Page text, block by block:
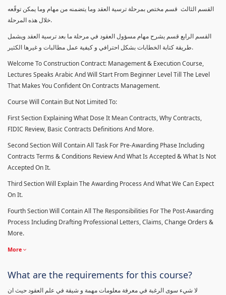
القسم الثالث قسم مختص بمرحلة ترسية العقد وما يتضمنه من مهام وما يمكن توقًعه
خلال هذه المرحلة.
القسم الرابع قسم يشرح مهام مسؤول العقود في مرحلة ما بعد ترسية العقد ويشمل
طريقة كتابة الخطابات بشكل احترافي و كيفية عمل مطالبات و غيرها الكثير.
Welcome To Construction Contract: Management & Execution Course,
Lectures Speaks Arabic And Will Start From Beginner Level Till The Level
That Makes You Confident On Contracts Management.
Course Will Contain But Not Limited To:
First Section Explaining What Dose It Mean Contracts, Why Contracts,
FIDIC Review, Basic Contracts Definitions And More.
Second Section Will Contain All Task For Pre-Awarding Phase Including
Contracts Terms & Conditions Review And What Is Accepted & What Is Not
Accepted On It.
Third Section Will Explain The Awarding Process And What We Can Expect
On It.
Fourth Section Will Contain All The Responsibilities For The Post-Awarding
Process Including Drafting Professional Letters, Claims, Change Orders &
More.
More
What are the requirements for this course?
لا شيء سوى الرغبة في معرفة معلومات مهمة و شيقة في علم العقود حيث ان